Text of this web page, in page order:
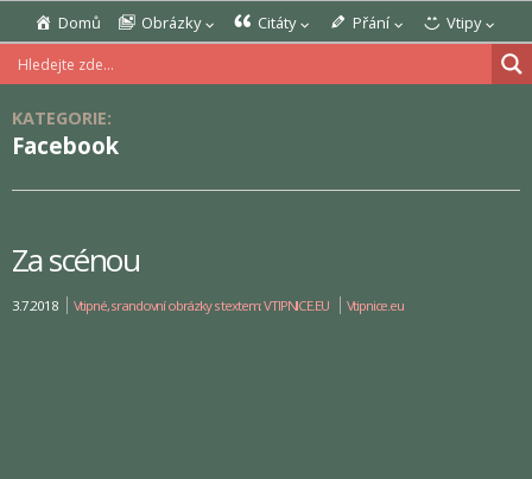
Domů Obrázky Citáty Přání Vtipy
KATEGORIE:
Facebook
Za scénou
3.7.2018 Vtipné, srandovní obrázky s textem: VTIPNICE.EU Vtipnice.eu